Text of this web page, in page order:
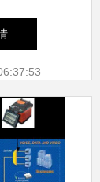
析与应用